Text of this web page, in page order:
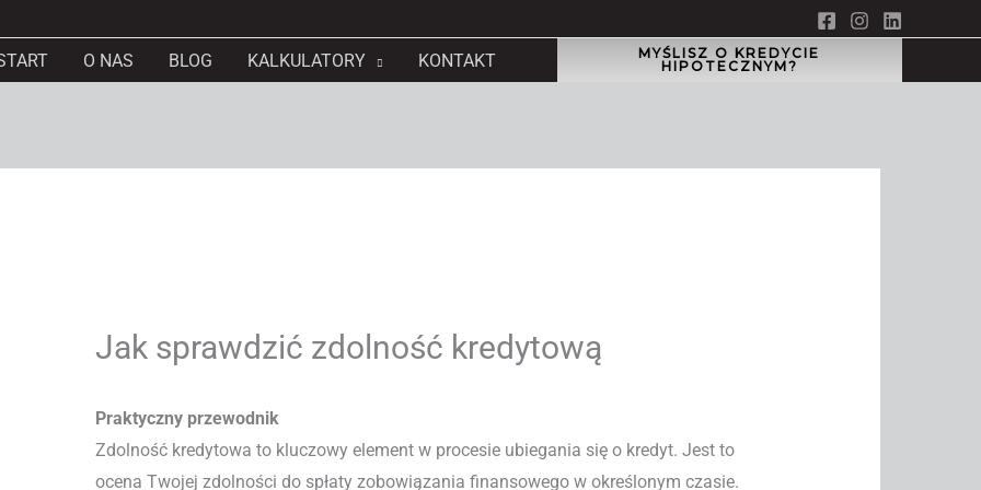
O NAS BLOG KALKULATORY KONTAKT
MYŚLISZ O KREDYCIE
HIPOTECZNYM?
Jak sprawdzić zdolność kredytową
Praktyczny przewodnik
Zdolność kredytowa to kluczowy element w procesie ubiegania się o kredyt. Jest to
ocena Twojej zdolności do spłaty zobowiązania finansowego w określonym czasie.